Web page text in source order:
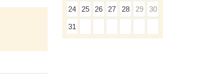
24 25 26 27 28 29 30
31